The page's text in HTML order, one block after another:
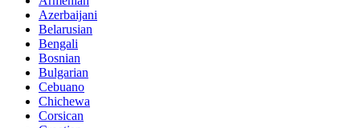
Azerbaijani
Belarusian
Bengali
Bosnian
Bulgarian
Cebuano
Chichewa
Corsican